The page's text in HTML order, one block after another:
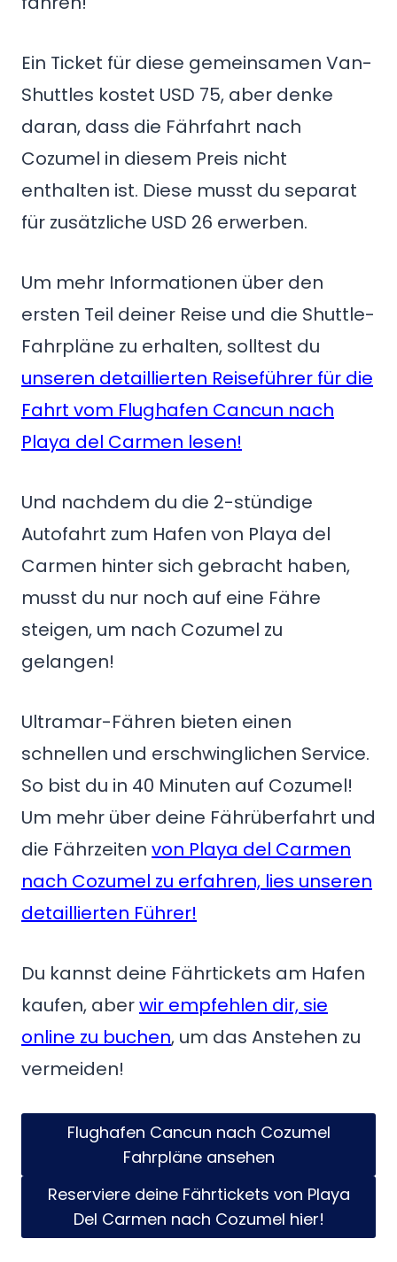
Ein Ticket für diese gemeinsamen Van-
Shuttles kostet USD 75, aber denke
daran, dass die Fährfahrt nach
Cozumel in diesem Preis nicht
enthalten ist. Diese musst du separat
für zusätzliche USD 26 erwerben.
Um mehr Informationen über den
ersten Teil deiner Reise und die Shuttle-
Fahrpläne zu erhalten, solltest du
unseren detaillierten Reiseführer für die
Fahrt vom Flughafen Cancun nach
Playa del Carmen lesen!
Und nachdem du die 2-stündige
Autofahrt zum Hafen von Playa del
Carmen hinter sich gebracht haben,
musst du nur noch auf eine Fähre
steigen, um nach Cozumel zu
gelangen!
Ultramar-Fähren bieten einen
schnellen und erschwinglichen Service.
So bist du in 40 Minuten auf Cozumel!
Um mehr über deine Fährüberfahrt und
die Fährzeiten von Playa del Carmen
nach Cozumel zu erfahren, lies unseren
detaillierten Führer!
Du kannst deine Fährtickets am Hafen
kaufen, aberwir empfehlen dir, sie
online zu buchen, um das Anstehen zu
vermeiden!
Flughafen Cancun nach Cozumel
Fahrpläne ansehen
Reserviere deine Fährtickets von Playa
Del Carmen nach Cozumel hier!